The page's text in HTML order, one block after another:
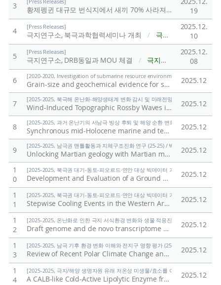
3
[Press Releases]
황제펭귄 대규모 번식지에서 새끼 70% 사라져 극지연구소
2025.12.
19
4
[Press Releases]
극지연구소, 북극과학협력세미나 개최 / 극지연구소
2025.12.
10
5
[Press Releases]
극지연구소, DRB동일과 MOU 체결 / 극지연구소
2025.12.
08
6
[2020-2020, Investigation of submarine resource environment and seabed
Grain-size and geochemical evidence for sediment transport mechanisms in the northeastern part of the East Siberian Sea and on the adjacent continental slope 2025.12
7
[2025-2025, 북극해 온난화-해양생태계 변화 감시 및 미래전망 연구 (25-25) / 양은
Wind-Induced Topographic Rossby Waves in the Southwestern Slope of the Chukchi Abyssal Plain 2025.12
8
[2025-2025, 과거 온난기의 서남극 빙상 후퇴 및 해양 순환 변화 연구 (25-25) / 유
Synchronous mid-Holocene marine and terrestrial deglaciation in the Ross Sea, Antarctica 2025.12
9
[2025-2025, 남극권 맨틀활동과 지체구조진화 연구 (25-25) / 박숭현]
Unlocking Martian geology with Martian meteorites /
2025.12
1
0
[2025-2025, 북극권 대기-동토-피오르드·연안 대상 빅데이터 기반 기후변화 대응
Development and Evaluation of a Ground CO2 Measurement System 2025.12
1
1
[2025-2025, 북극권 대기-동토-피오르드·연안 대상 빅데이터 기반 기후변화 대응
Stepwise Cooling Events in the Western Arctic at 8.2 and 4.2 ka: Proxy Development and Application 2025.12
1
2
[2025-2025, 온난화로 인한 극지 서식환경 변화와 생물 적응진화 연구 (25-25) / 김
Draft genome and de novo transcriptome assembly of the Antarctic marine flatworm Obrimoposthia wandeli 2025.12
1
3
[2025-2025, 남극 기후 환경 변화 이해와 전지구 영향 평가 (25-25) / 정의석]
Review of Recent Polar Climate Change and Its Impact 2025.12
1
4
[2025-2025, 극지/해양 생명자원 유래 저온성 미생물/효소를 이용한 환경유해물
A CALB-like Cold-Active Lipolytic Enzyme from Pseudonocardia antarctica: Expression, Biochemical Characterization, and AlphaFold-Guided Dynamics 2025.12